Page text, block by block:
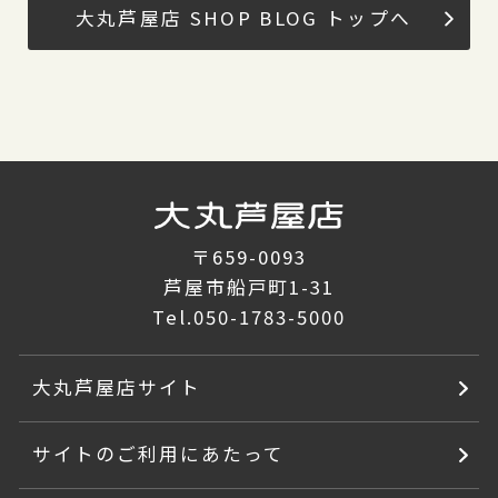
大丸芦屋店 SHOP BLOG トップへ
〒659-0093
芦屋市船戸町1-31
Tel.050-1783-5000
大丸芦屋店サイト
サイトのご利用にあたって